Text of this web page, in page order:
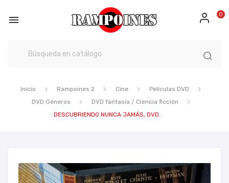
 0
Inicio Rampoines 2 Cine
Películas DVD
DVD Géneros
DVD fantasía / Ciencia ficción
DESCUBRIENDO NUNCA JAMÁS, DVD.